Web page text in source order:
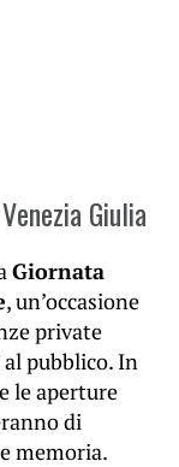
Giulia
Giornata
, un’occasione
private
pubblico. In
le aperture
di
memoria.